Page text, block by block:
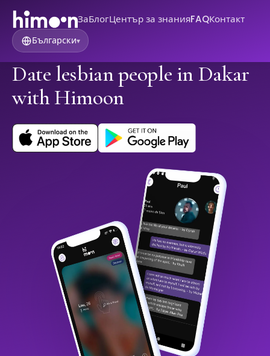
ЗаБлогЦентър за знанияFAQКонтакт
Български▾
Date lesbian people in Dakar
with Himoon